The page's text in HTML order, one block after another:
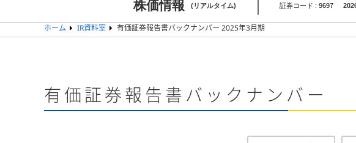
ホーム IR資料室 有価証券報告書バックナンバー 2025年3月期
有価証券報告書バックナンバー